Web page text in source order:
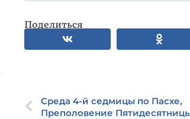
Поделиться
Среда 4-й седмицы по Пасхе,
Преполовение